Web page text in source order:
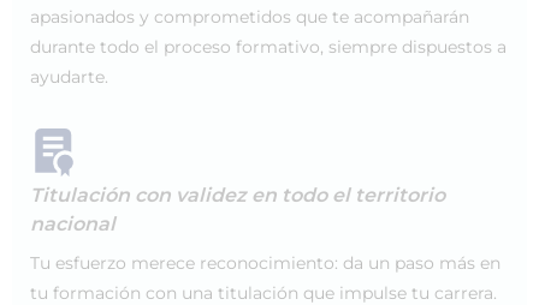
apasionados y comprometidos que te acompañarán
durante todo el proceso formativo, siempre dispuestos a
ayudarte.
Titulación con validez en todo el territorio
nacional
Tu esfuerzo merece reconocimiento: da un paso más en
tu formación con una titulación que impulse tu carrera.